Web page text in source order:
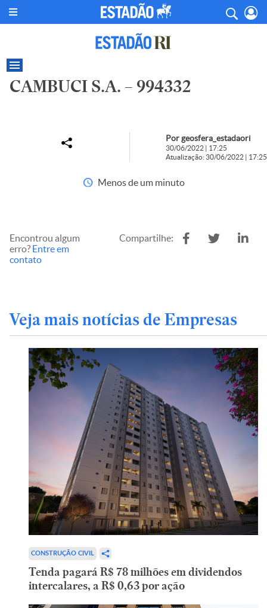
CAMBUCI S.A. – 994332
Por geosfera_estadaori
30/06/2022 | 17:25
Atualização: 30/06/2022 | 17:25
Menos de um minuto
Encontrou algum
erro? Entre em
contato
Compartilhe:
Veja mais notícias de Empresas
CONSTRUÇÃO CIVIL
Tenda pagará R$ 78 milhões em dividendos
intercalares, a R$ 0,63 por ação